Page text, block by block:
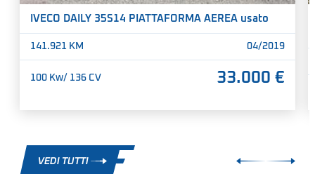
IVECO DAILY 35S14 PIATTAFORMA AEREA usato
141.921 KM 04/2019
100 Kw/ 136 CV 33.000 €
VEDI TUTTI